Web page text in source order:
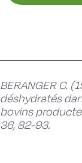
BERANGER C.
déshydratés
bovins
36, 82-93.